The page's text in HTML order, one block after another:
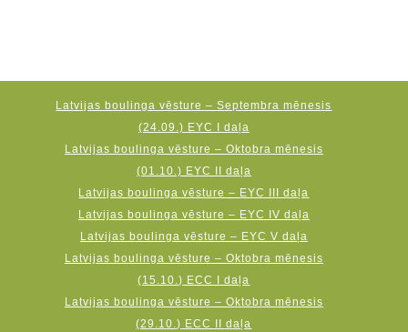
Latvijas boulinga vēsture – Septembra mēnesis
(24.09.) EYC I daļa
Latvijas boulinga vēsture – Oktobra mēnesis
(01.10.) EYC II daļa
Latvijas boulinga vēsture – EYC III daļa
Latvijas boulinga vēsture – EYC IV daļa
Latvijas boulinga vēsture – EYC V daļa
Latvijas boulinga vēsture – Oktobra mēnesis
(15.10.) ECC I daļa
Latvijas boulinga vēsture – Oktobra mēnesis
(29.10.) ECC II daļa